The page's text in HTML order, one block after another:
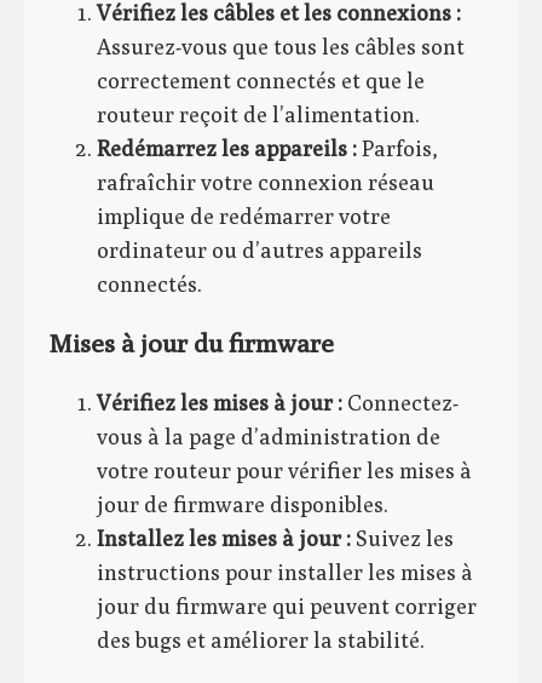
Vérifiez les câbles et les connexions :
Assurez-vous que tous les câbles sont
correctement connectés et que le
routeur reçoit de l’alimentation.
Redémarrez les appareils :Parfois,
rafraîchir votre connexion réseau
implique de redémarrer votre
ordinateur ou d’autres appareils
connectés.
Mises à jour du firmware
Vérifiez les mises à jour : Connectez-
vous à la page d’administration de
votre routeur pour vérifier les mises à
jour de firmware disponibles.
Installez les mises à jour : Suivez les
instructions pour installer les mises à
jour du firmware qui peuvent corriger
des bugs et améliorer la stabilité.